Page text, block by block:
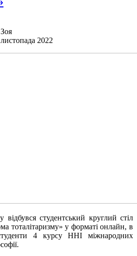
2022
відбувся студентський круглий стіл
тоталітаризму» у форматі онлайн, в
4 курсу ННІ міжнародних